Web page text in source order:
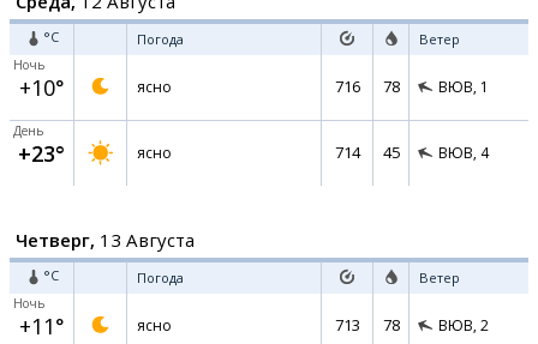
°C Погода Ветер
Ночь
+10° ясно 716 78 ВЮВ, 1
День
+23° ясно 714 45 ВЮВ, 4
Четверг, 13 Августа
°C Погода Ветер
Ночь
+11° ясно 713 78 ВЮВ, 2